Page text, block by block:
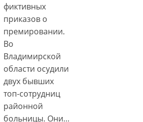
фиктивных
приказов о
премировании.
Во
Владимирской
области осудили
двух бывших
топ-сотрудниц
районной
больницы. Они…